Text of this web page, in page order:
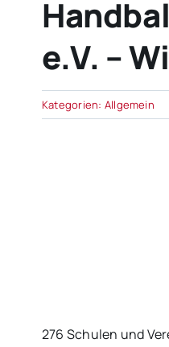
e.V. –
Kategorien: Allgemein
276 Schulen und